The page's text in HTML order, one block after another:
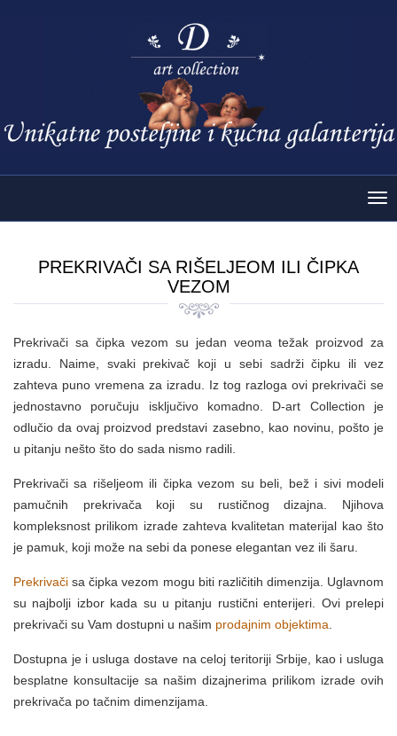
PREKRIVAČI SA RIŠELJEOM ILI ČIPKA
VEZOM
Prekrivači sa čipka vezom su jedan veoma težak proizvod za
izradu. Naime, svaki prekivač koji u sebi sadrži čipku ili vez
zahteva puno vremena za izradu. Iz tog razloga ovi prekrivači se
jednostavno poručuju isključivo komadno. D-art Collection je
odlučio da ovaj proizvod predstavi zasebno, kao novinu, pošto je
u pitanju nešto što do sada nismo radili.
Prekrivači sa rišeljeom ili čipka vezom su beli, bež i sivi modeli
pamučnih prekrivača koji su rustičnog dizajna. Njihova
kompleksnost prilikom izrade zahteva kvalitetan materijal kao što
je pamuk, koji može na sebi da ponese elegantan vez ili šaru.
Prekrivači sa čipka vezom mogu biti različitih dimenzija. Uglavnom
su najbolji izbor kada su u pitanju rustični enterijeri. Ovi prelepi
prekrivači su Vam dostupni u našim prodajnim objektima
Dostupna je i usluga dostave na celoj teritoriji Srbije, kao i usluga
besplatne konsultacije sa našim dizajnerima prilikom izrade ovih
prekrivača po tačnim dimenzijama.